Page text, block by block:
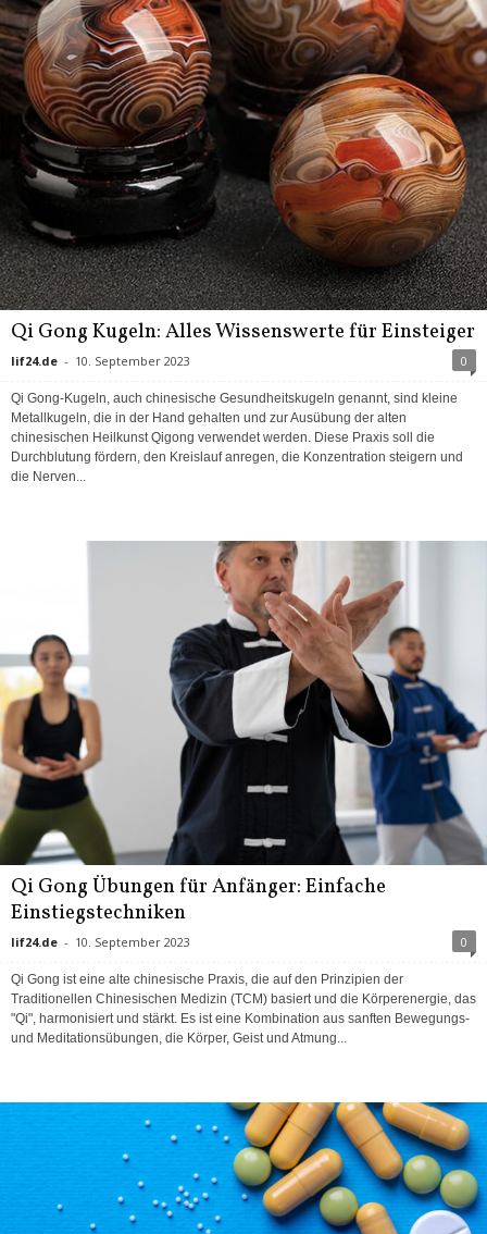
Qi Gong Kugeln: Alles Wissenswerte für Einsteiger
lif24.de - 10. September 2023 0
Qi Gong-Kugeln, auch chinesische Gesundheitskugeln genannt, sind kleine
Metallkugeln, die in der Hand gehalten und zur Ausübung der alten
chinesischen Heilkunst Qigong verwendet werden. Diese Praxis soll die
Durchblutung fördern, den Kreislauf anregen, die Konzentration steigern und
die Nerven...
Qi Gong Übungen für Anfänger: Einfache
Einstiegstechniken
lif24.de - 10. September 2023 0
Qi Gong ist eine alte chinesische Praxis, die auf den Prinzipien der
Traditionellen Chinesischen Medizin (TCM) basiert und die Körperenergie, das
"Qi", harmonisiert und stärkt. Es ist eine Kombination aus sanften Bewegungs-
und Meditationsübungen, die Körper, Geist und Atmung...